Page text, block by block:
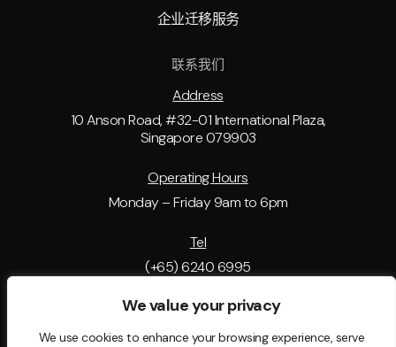
We value your privacy
We use cookies to enhance your browsing experience, serve
企业迁移服务
联系我们
Address
10 Anson Road, #32-01 International Plaza,
Singapore 079903
Operating Hours
Monday – Friday 9am to 6pm
Tel
(+65) 6240 6995
Email Address
support@tip.com.sg